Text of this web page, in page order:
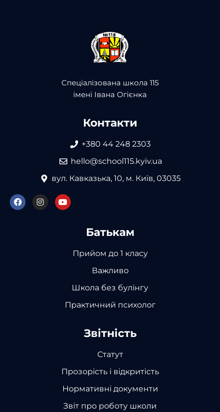
Спеціалізована школа 115
імені Івана Огієнка
Контакти
+380 44 248 2303
hello@school115.kyiv.ua
вул. Кавказька, 10, м. Київ, 03035
Батькам
Прийом до 1 класу
Важливо
Школа без булінгу
Практичний психолог
Звітність
Статут
Прозорість і відкритість
Нормативні документи
Звіт про роботу школи